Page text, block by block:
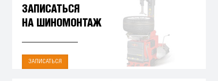
ЗАПИСАТЬСЯ
НА ШИНОМОНТАЖ
ЗАПИСАТЬСЯ